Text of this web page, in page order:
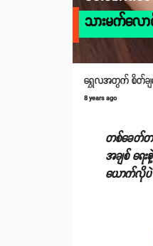
သားမက်လေ
ရွှေလအတွက် စိတ်ချရ
8 years ago
တစ်ခေတ်တ
အချစ် ရေ
ယောက်လို